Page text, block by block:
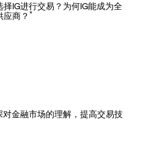
IG进行交易？为何IG能成为全
应商？ *
金融市场的理解，提高交易技